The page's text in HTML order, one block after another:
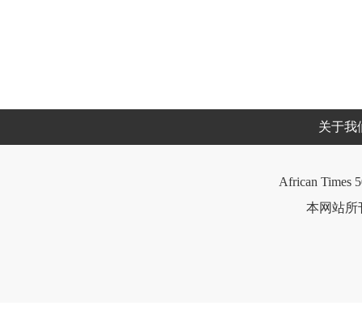
关于我
African Times
本网站所